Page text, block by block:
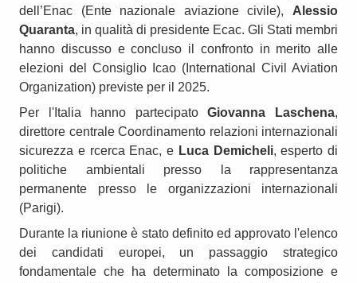
dell’Enac (Ente nazionale aviazione civile), Alessio
Quaranta, in qualità di presidente Ecac. Gli Stati membri
hanno discusso e concluso il confronto in merito alle
elezioni del Consiglio Icao (International Civil Aviation
Organization) previste per il 2025.
Per l'Italia hanno partecipatoGiovanna Laschena,
direttore centrale Coordinamento relazioni internazionali
sicurezza e rcerca Enac, e Luca Demicheli, esperto di
politiche ambientali presso la rappresentanza
permanente presso le organizzazioni internazionali
(Parigi).
Durante la riunione è stato definito ed approvato l'elenco
dei candidati europei, un passaggio strategico
fondamentale che ha determinato la composizione e